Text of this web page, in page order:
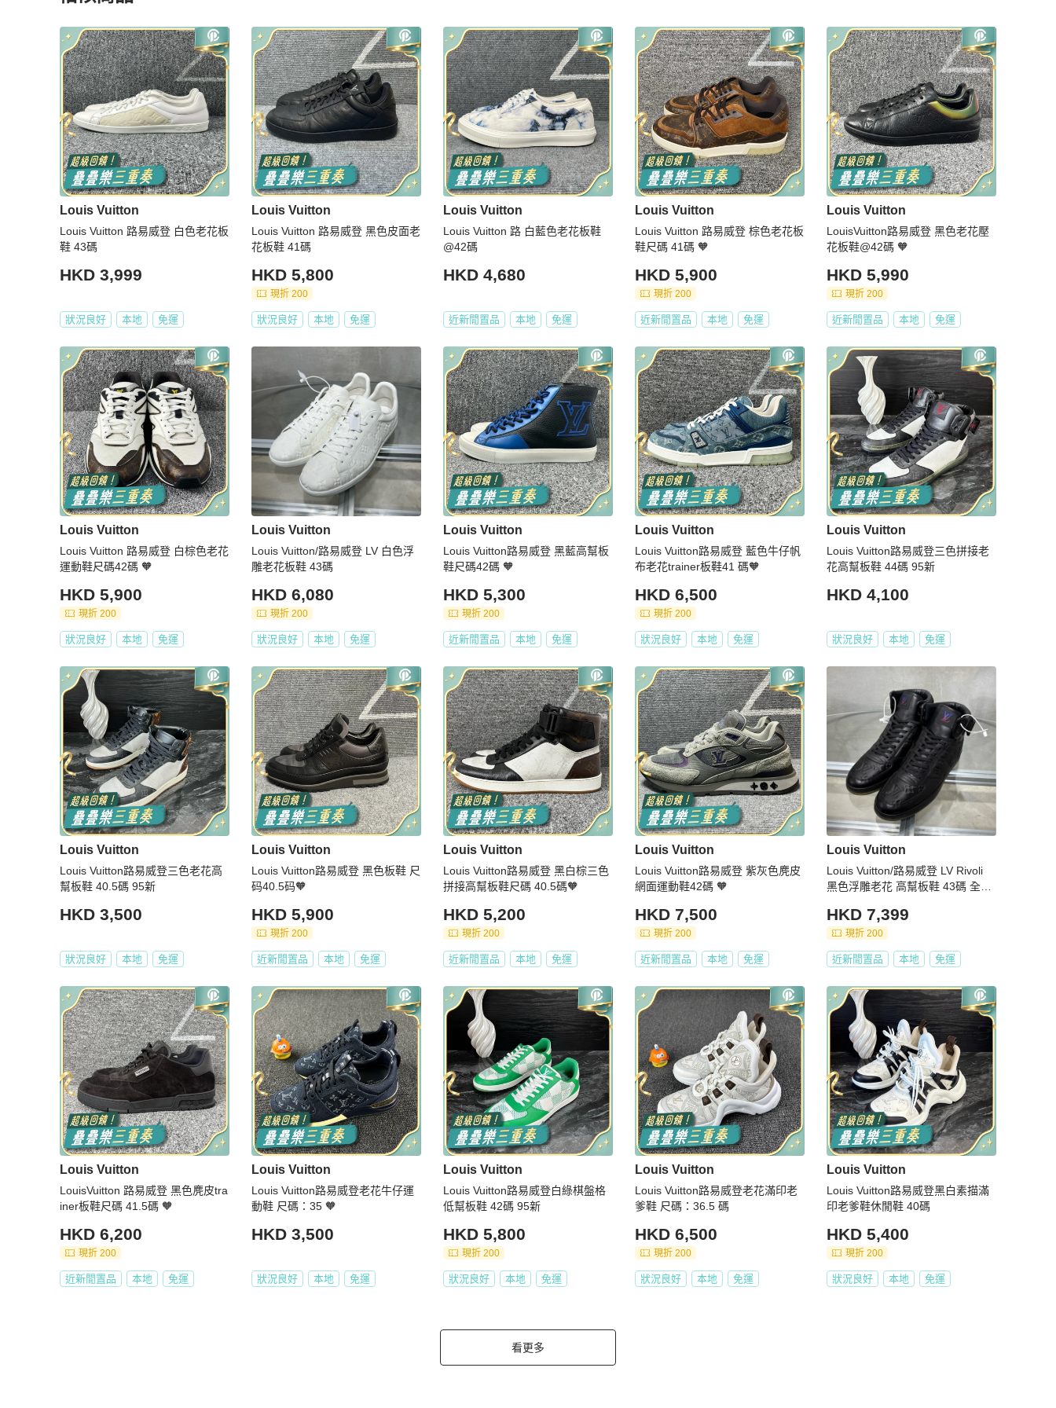
更多相似Louis Vuitton男鞋推薦精品
Louis Vuitton
Louis Vuitton 路易威登 白色老花板
鞋 43碼
HKD 3,999
狀況良好 本地 免運
Louis Vuitton
Louis Vuitton 路易威登 黑色皮面老
花板鞋 41碼
HKD 5,800
現折 200
狀況良好 本地 免運
Louis Vuitton
Louis Vuitton 路 白藍色老花板鞋
@42碼
HKD 4,680
近新閒置品 本地 免運
Louis Vuitton
Louis Vuitton 路易威登 棕色老花板
鞋尺碼 41碼 🧡
HKD 5,900
現折 200
近新閒置品 本地 免運
Louis Vuitton
LouisVuitton路易威登 黑色老花壓
花板鞋@42碼 🧡
HKD 5,990
現折 200
近新閒置品 本地 免運
Louis Vuitton
Louis Vuitton 路易威登 白棕色老花
運動鞋尺碼42碼 🧡
HKD 5,900
現折 200
狀況良好 本地 免運
Louis Vuitton
Louis Vuitton/路易威登 LV 白色浮
雕老花板鞋 43碼
HKD 6,080
現折 200
狀況良好 本地 免運
Louis Vuitton
Louis Vuitton路易威登 黑藍高幫板
鞋尺碼42碼 🧡
HKD 5,300
現折 200
近新閒置品 本地 免運
Louis Vuitton
Louis Vuitton路易威登 藍色牛仔帆
布老花trainer板鞋41 碼🧡
HKD 6,500
現折 200
狀況良好 本地 免運
Louis Vuitton
Louis Vuitton路易威登三色拼接老
花高幫板鞋 44碼 95新
HKD 4,100
狀況良好 本地 免運
Louis Vuitton
Louis Vuitton路易威登三色老花高
幫板鞋 40.5碼 95新
HKD 3,500
狀況良好 本地 免運
Louis Vuitton
Louis Vuitton路易威登 黑色板鞋 尺
码40.5码🧡
HKD 5,900
現折 200
近新閒置品 本地 免運
Louis Vuitton
Louis Vuitton路易威登 黑白棕三色
拼接高幫板鞋尺碼 40.5碼🧡
HKD 5,200
現折 200
近新閒置品 本地 免運
Louis Vuitton
Louis Vuitton路易威登 紫灰色麂皮
網面運動鞋42碼 🧡
HKD 7,500
現折 200
近新閒置品 本地 免運
Louis Vuitton
Louis Vuitton/路易威登 LV Rivoli
黑色浮雕老花 高幫板鞋 43碼 全新
HKD 7,399
現折 200
近新閒置品 本地 免運
Louis Vuitton
LouisVuitton 路易威登 黑色麂皮tra
iner板鞋尺碼 41.5碼 🧡
HKD 6,200
現折 200
近新閒置品 本地 免運
Louis Vuitton
Louis Vuitton路易威登老花牛仔運
動鞋 尺碼：35 🧡
HKD 3,500
狀況良好 本地 免運
Louis Vuitton
Louis Vuitton路易威登白綠棋盤格
低幫板鞋 42碼 95新
HKD 5,800
現折 200
狀況良好 本地 免運
Louis Vuitton
Louis Vuitton路易威登老花滿印老
爹鞋 尺碼：36.5 碼
HKD 6,500
現折 200
狀況良好 本地 免運
Louis Vuitton
Louis Vuitton路易威登黑白素描滿
印老爹鞋休閒鞋 40碼
HKD 5,400
現折 200
狀況良好 本地 免運
看更多